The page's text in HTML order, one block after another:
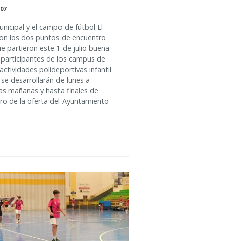
y el campo de fútbol El
los dos puntos de encuentro
partieron este 1 de julio buena
de los campus de
polideportivas infantil
desarrollarán de lunes a
mañanas y hasta finales de
de la oferta del Ayuntamiento